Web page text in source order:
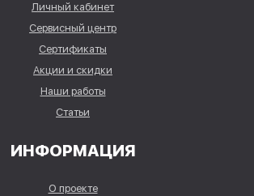
Личный кабинет
Сервисный центр
Сертификаты
Акции и скидки
Наши работы
Статьи
ИНФОРМАЦИЯ
О проекте